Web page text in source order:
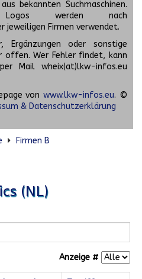
bekannten Suchmaschinen.
werden nach
jeweiligen Firmen verwendet.
Ergänzungen oder sonstige
offen. Wer Fehler findet, kann
Mail wheix(at)lkw-infos.eu
von www.lkw-infos.eu. ©
& Datenschutzerklärung
Firmen B
(NL)
Anzeige #